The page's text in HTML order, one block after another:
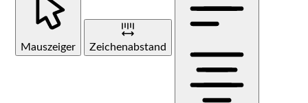
Mauszeiger Zeichenabstand